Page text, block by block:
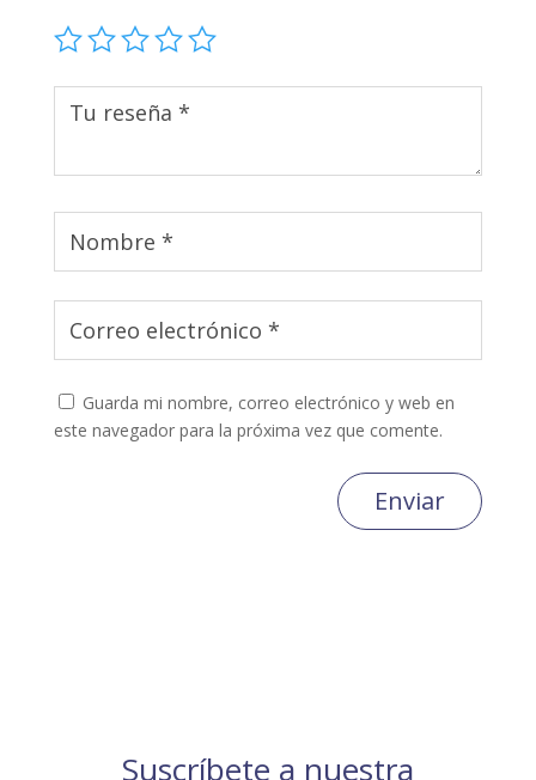
Guarda mi nombre, correo electrónico y web en
este navegador para la próxima vez que comente.
Enviar
Suscríbete a nuestra